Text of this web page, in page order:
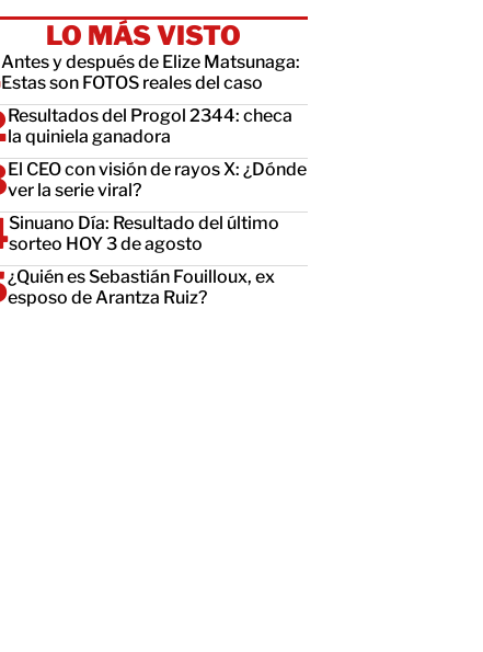
LO MÁS VISTO
Antes y después de Elize Matsunaga:
Estas son FOTOS reales del caso
Resultados del Progol 2344: checa
la quiniela ganadora
El CEO con visión de rayos X: ¿Dónde
ver la serie viral?
Sinuano Día: Resultado del último
sorteo HOY 3 de agosto
¿Quién es Sebastián Fouilloux, ex
esposo de Arantza Ruiz?